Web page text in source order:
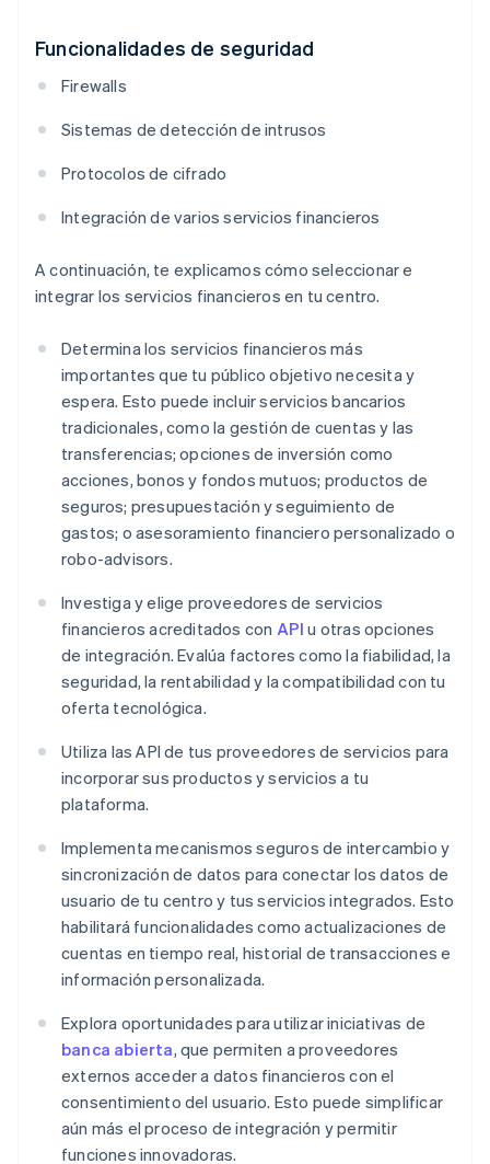
Funcionalidades de seguridad
Firewalls
Sistemas de detección de intrusos
Protocolos de cifrado
Integración de varios servicios financieros
A continuación, te explicamos cómo seleccionar e
integrar los servicios financieros en tu centro.
Determina los servicios financieros más
importantes que tu público objetivo necesita y
espera. Esto puede incluir servicios bancarios
tradicionales, como la gestión de cuentas y las
transferencias; opciones de inversión como
acciones, bonos y fondos mutuos; productos de
seguros; presupuestación y seguimiento de
gastos; o asesoramiento financiero personalizado o
robo-advisors.
Investiga y elige proveedores de servicios
financieros acreditados con API u otras opciones
de integración. Evalúa factores como la fiabilidad, la
seguridad, la rentabilidad y la compatibilidad con tu
oferta tecnológica.
Utiliza las API de tus proveedores de servicios para
incorporar sus productos y servicios a tu
plataforma.
Implementa mecanismos seguros de intercambio y
sincronización de datos para conectar los datos de
usuario de tu centro y tus servicios integrados. Esto
habilitará funcionalidades como actualizaciones de
cuentas en tiempo real, historial de transacciones e
información personalizada.
Explora oportunidades para utilizar iniciativas de
banca abierta, que permiten a proveedores
externos acceder a datos financieros con el
consentimiento del usuario. Esto puede simplificar
aún más el proceso de integración y permitir
funciones innovadoras.